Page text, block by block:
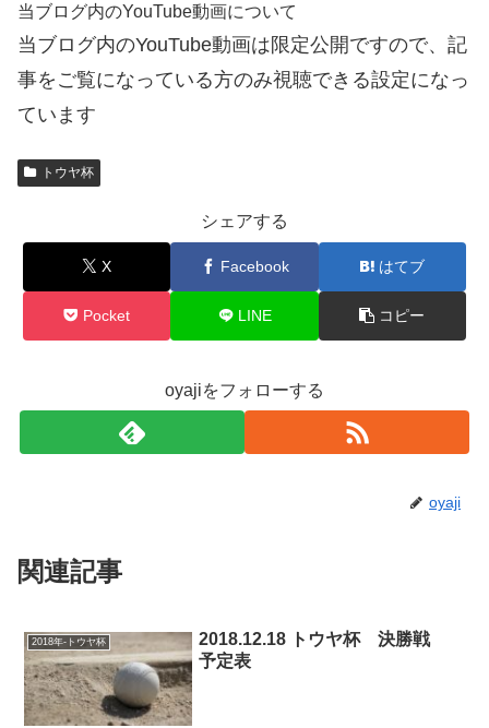
当ブログ内のYouTube動画について
当ブログ内のYouTube動画は限定公開ですので、記
事をご覧になっている方のみ視聴できる設定になっ
ています
トウヤ杯
シェアする
X Facebook はてブ
Pocket LINE コピー
oyajiをフォローする
oyaji
関連記事
2018年-トウヤ杯
2018.12.18 トウヤ杯 決勝戦
予定表